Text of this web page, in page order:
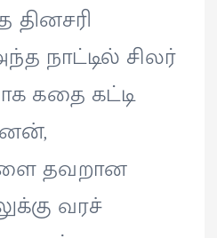
நாட்டில் சிலர்
கதை கட்டி
தவறான
வரச்